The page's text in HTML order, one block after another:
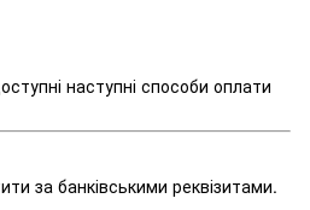
наступні способи оплати
за банківськими реквізитами.